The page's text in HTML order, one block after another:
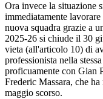
Ora invece la situazione
immediatamente
nuova squadra grazie a
2025-26 si chiude il 30
vieta (all'articolo 10) di
professionista nella
proficuamente con Gian
Frederic Massara, che
maggio scorso.